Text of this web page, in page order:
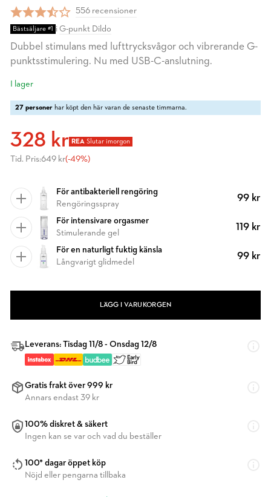
556 recensioner
Bästsäljare #1 i G-punkt Dildo
Dubbel stimulans med lufttrycksvågor och vibrerande G-
punktsstimulering. Nu med USB-C-anslutning.
I lager
27 personer har köpt den här varan de senaste timmarna.
328 kr REA Slutar imorgon
Tid. Pris:649 kr(-49%)
För antibakteriell rengöring
Rengöringsspray
99 kr
För intensivare orgasmer
Stimulerande gel
119 kr
För en naturligt fuktig känsla
Långvarigt glidmedel
99 kr
LÄGG I VARUKORGEN
Leverans: Tisdag 11/8 - Onsdag 12/8
Gratis frakt över 999 kr
Annars endast 39 kr
100% diskret & säkert
Ingen kan se var och vad du beställer
100* dagar öppet köp
Nöjd eller pengarna tillbaka